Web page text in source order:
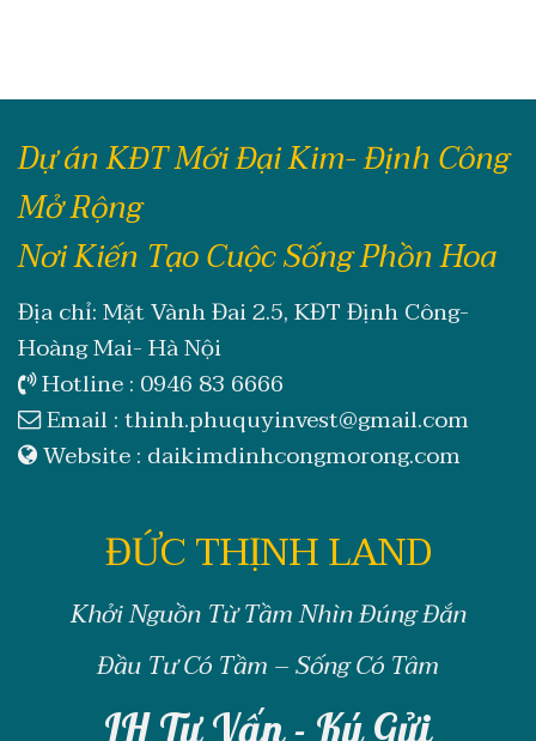
Dự án KĐT Mới Đại Kim- Định Công
Mở Rộng
Nơi Kiến Tạo Cuộc Sống Phồn Hoa
Địa chỉ: Mặt Vành Đai 2.5, KĐT Định Công-
Hoàng Mai- Hà Nội
Hotline : 0946 83 6666
Email :thinh.phuquyinvest@gmail.com
Website : daikimdinhcongmorong.com
ĐỨC THỊNH LAND
Khởi Nguồn Từ Tầm Nhìn Đúng Đắn
Đầu Tư Có Tầm – Sống Có Tâm